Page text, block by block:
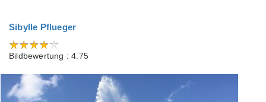
Sibylle Pflueger
Bildbewertung : 4.75